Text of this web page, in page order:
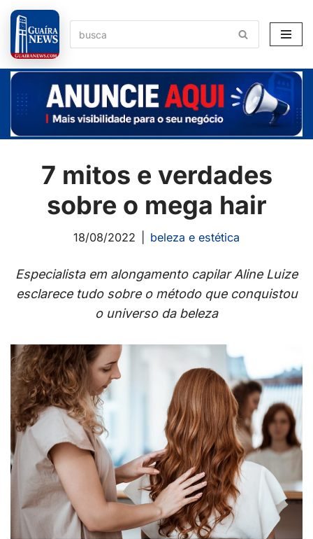
Pular
para
o
conteúdo
7 mitos e verdades
sobre o mega hair
18/08/2022 beleza e estética
Especialista em alongamento capilar Aline Luize
esclarece tudo sobre o método que conquistou
o universo da beleza